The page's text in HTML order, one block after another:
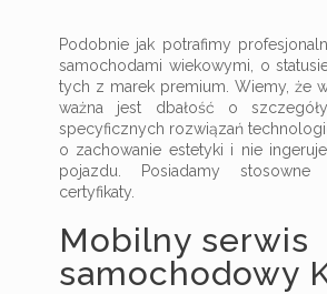
Podobnie jak potrafimy
samochodami wiekowymi, o
tych z marek premium. Wiemy, że
ważna jest dbałość o
specyficznych rozwiązań
o zachowanie estetyki i nie
pojazdu. Posiadamy stosowne
certyfikaty.
Mobilny serwis
samochodowy